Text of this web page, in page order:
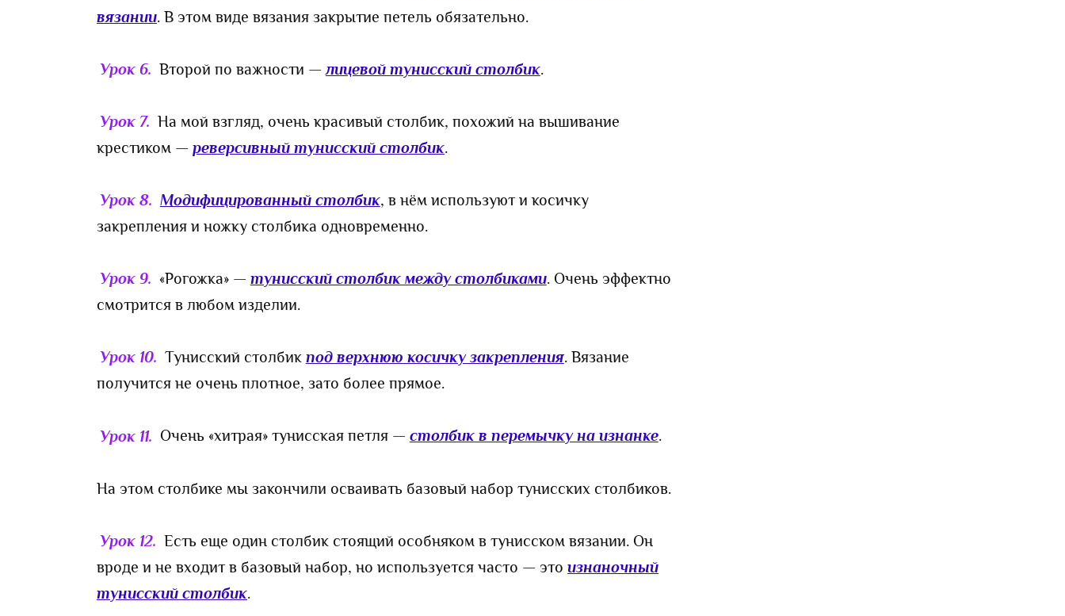
вязании. В этом виде вязания закрытие петель обязательно.
Урок 6. Второй по важности — лицевой тунисский столбик.
Урок 7. На мой взгляд, очень красивый столбик, похожий на вышивание
крестиком — реверсивный тунисский столбик.
Урок 8. Модифицированный столбик, в нём используют и косичку
закрепления и ножку столбика одновременно.
Урок 9. «Рогожка» — тунисский столбик между столбиками. Очень эффектно
смотрится в любом изделии.
Урок 10. Тунисский столбик под верхнюю косичку закрепления. Вязание
получится не очень плотное, зато более прямое.
Урок 11. Очень «хитрая» тунисская петля — столбик в перемычку на изнанке.
На этом столбике мы закончили осваивать базовый набор тунисских столбиков.
Урок 12. Есть еще один столбик стоящий особняком в тунисском вязании. Он
вроде и не входит в базовый набор, но используется часто — это изнаночный
тунисский столбик.